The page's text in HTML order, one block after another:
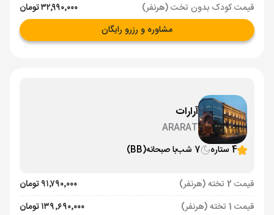
قیمت کودک بدون تخت (هرنفر)
۳۲٬۹۹۰٬۰۰۰ تومان
مشاوره و رزرو رایگان
آرارات
ARARAT
4 ستاره
7 شب با صبحانه(BB)
قیمت 2 تخته (هرنفر)
۹۱٬۷۹۰٬۰۰۰ تومان
قیمت 1 تخته (هرنفر)
۱۳۹٬۶۹۰٬۰۰۰ تومان